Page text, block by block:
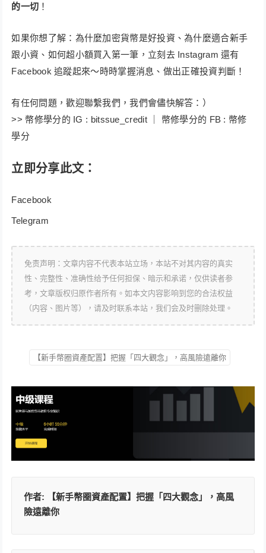
的一切 ！​
如果你想了解：為什麼加密貨幣是好投資​、為什麼適合新手
跟小資、如何超小額買入第一筆​，立刻去 Instagram 還有
Facebook 追蹤起來～時時掌握消息、做出正確投資判斷！
有任何問題，歡迎聯繫我們，我們會儘快解答：）
>> ​幣修學分的 IG : bitssue_credit ｜ 幣修學分的 FB : 幣修
學分
立即分享此文：
Facebook
Telegram
免责声明：文章内容不代表本站立场，本站不对其内容的真实
性、完整性、准确性给予任何担保、暗示和承诺，仅供读者参
考，文章版权归原作者所有。如本文内容影响到您的合法权益
（内容、图片等），请及时联系本站，我们会及时删除处理。
【新手幣圈資產配置】把握「四大觀念」，高風險遠離你
作者:
【新手幣圈資產配置】把握「四大觀念」，高風
險遠離你